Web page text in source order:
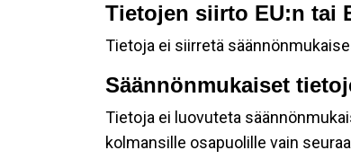
Tietojen siirto EU:n tai
Tietoja ei siirretä
Säännönmukaiset
Tietoja ei luovuteta
kolmansille osapuolille vain